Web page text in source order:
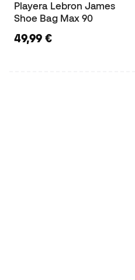
Playera Lebron James
Shoe Bag Max 90
49,99 €